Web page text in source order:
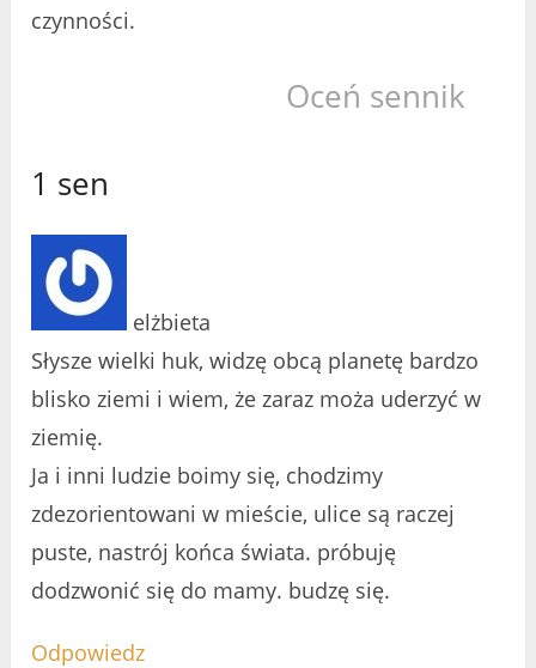
czynności.
Oceń sennik
1 sen
elżbieta
Słysze wielki huk, widzę obcą planetę bardzo
blisko ziemi i wiem, że zaraz moża uderzyć w
ziemię.
Ja i inni ludzie boimy się, chodzimy
zdezorientowani w mieście, ulice są raczej
puste, nastrój końca świata. próbuję
dodzwonić się do mamy. budzę się.
Odpowiedz